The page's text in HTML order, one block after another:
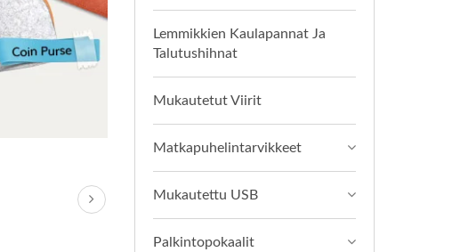
Lemmikkien Kaulapannat Ja
Talutushihnat
Mukautetut Viirit
Matkapuhelintarvikkeet
Mukautettu USB
Palkintopokaalit